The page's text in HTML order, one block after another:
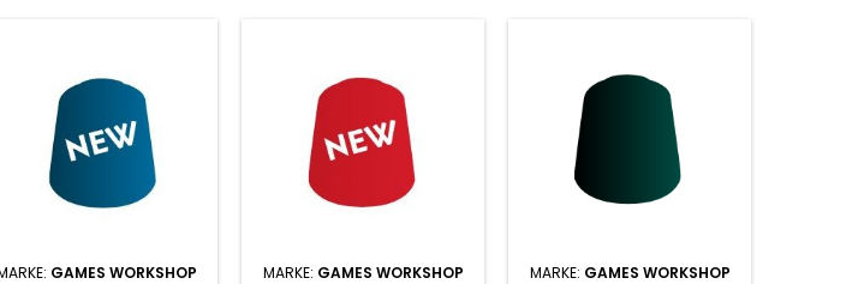
GAMES WORKSHOP MARKE: GAMES WORKSHOP MARKE: GAMES WORKSHOP